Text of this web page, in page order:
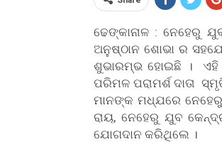
ଢେଙ୍କାନାଳ : ନେହେରୁ
ଅନୁଷ୍ଠାନ ଶୋଭା ର
ଶୁଭାରମ୍ଭ ହୋଇଛି । ଏହି
ପରିମଳ ପରାମର୍ଶ ଦାତା
ମାନଙ୍କ ମଧ୍ଯରେ
ରାୟ, ନେହେରୁ ଯୁବ
ଯୋଗଦାନ କରିଥିଲେ ।